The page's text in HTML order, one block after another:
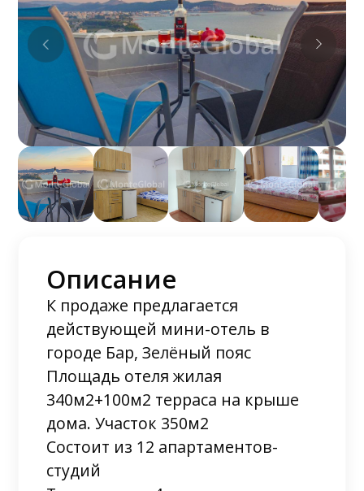
Описание
К продаже предлагается
действующей мини-отель в
городе Бар, Зелёный пояс
Площадь отеля жилая
340м2+100м2 терраса на крыше
дома. Участок 350м2
Состоит из 12 апартаментов-
студий